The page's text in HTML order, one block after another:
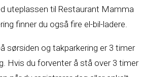
uteplassen til Restaurant Mamma
finner du også fire el-bil-ladere.
sørsiden og takparkering er 3 timer
Hvis du forventer å stå over 3 timer